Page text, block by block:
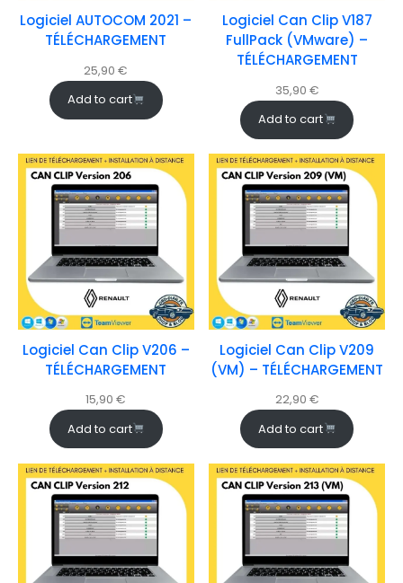
Logiciel AUTOCOM 2021 –
TÉLÉCHARGEMENT
25,90€
Add to cart
Logiciel Can Clip V187
FullPack (VMware) –
TÉLÉCHARGEMENT
35,90 €
Add to cart
Logiciel Can Clip V206 –
TÉLÉCHARGEMENT
15,90€
Add to cart
Logiciel Can Clip V209
(VM) – TÉLÉCHARGEMENT
22,90 €
Add to cart